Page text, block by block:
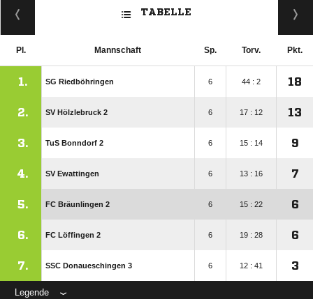
TABELLE
Pl. Mannschaft Sp. Torv. Pkt.
1. SG Riedböhringen 6 44 : 2 18
2. SV Hölzlebruck 2 6 17 : 12 13
3. TuS Bonndorf 2 6 15 : 14 9
4. SV Ewattingen 6 13 : 16 7
5. FC Bräunlingen 2 6 15 : 22 6
6. FC Löffingen 2 6 19 : 28 6
7. SSC Donaueschingen 3 6 12 : 41 3
Legende